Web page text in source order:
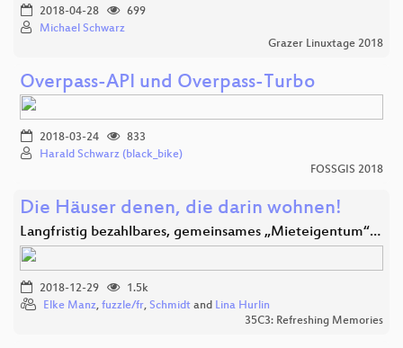
2018-04-28
699
Michael Schwarz
Grazer Linuxtage 2018
Overpass-API und Overpass-Turbo
2018-03-24
833
Harald Schwarz (black_bike)
FOSSGIS 2018
Die Häuser denen, die darin wohnen!
Langfristig bezahlbares, gemeinsames „Mieteigentum“…
2018-12-29
1.5k
Elke Manz, fuzzle/fr, Schmidt and Lina Hurlin
35C3: Refreshing Memories